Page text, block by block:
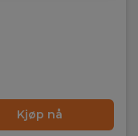
Kjøp nå